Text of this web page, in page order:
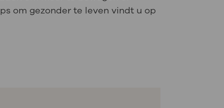
om gezonder te leven vindt u op